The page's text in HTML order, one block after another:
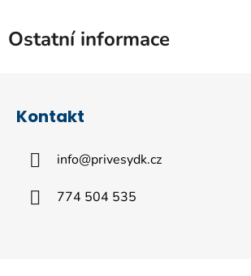
Ostatní informace
Kontakt
info@privesydk.cz
774 504 535